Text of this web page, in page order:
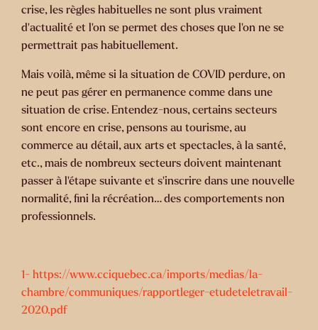
crise, les règles habituelles ne sont plus vraiment
d’actualité et l’on se permet des choses que l’on ne se
permettrait pas habituellement.
Mais voilà, même si la situation de COVID perdure, on
ne peut pas gérer en permanence comme dans une
situation de crise. Entendez-nous, certains secteurs
sont encore en crise, pensons au tourisme, au
commerce au détail, aux arts et spectacles, à la santé,
etc., mais de nombreux secteurs doivent maintenant
passer à l’étape suivante et s’inscrire dans une nouvelle
normalité, fini la récréation… des comportements non
professionnels.
1- https://www.cciquebec.ca/imports/medias/la-
chambre/communiques/rapportleger-etudeteletravail-
2020.pdf